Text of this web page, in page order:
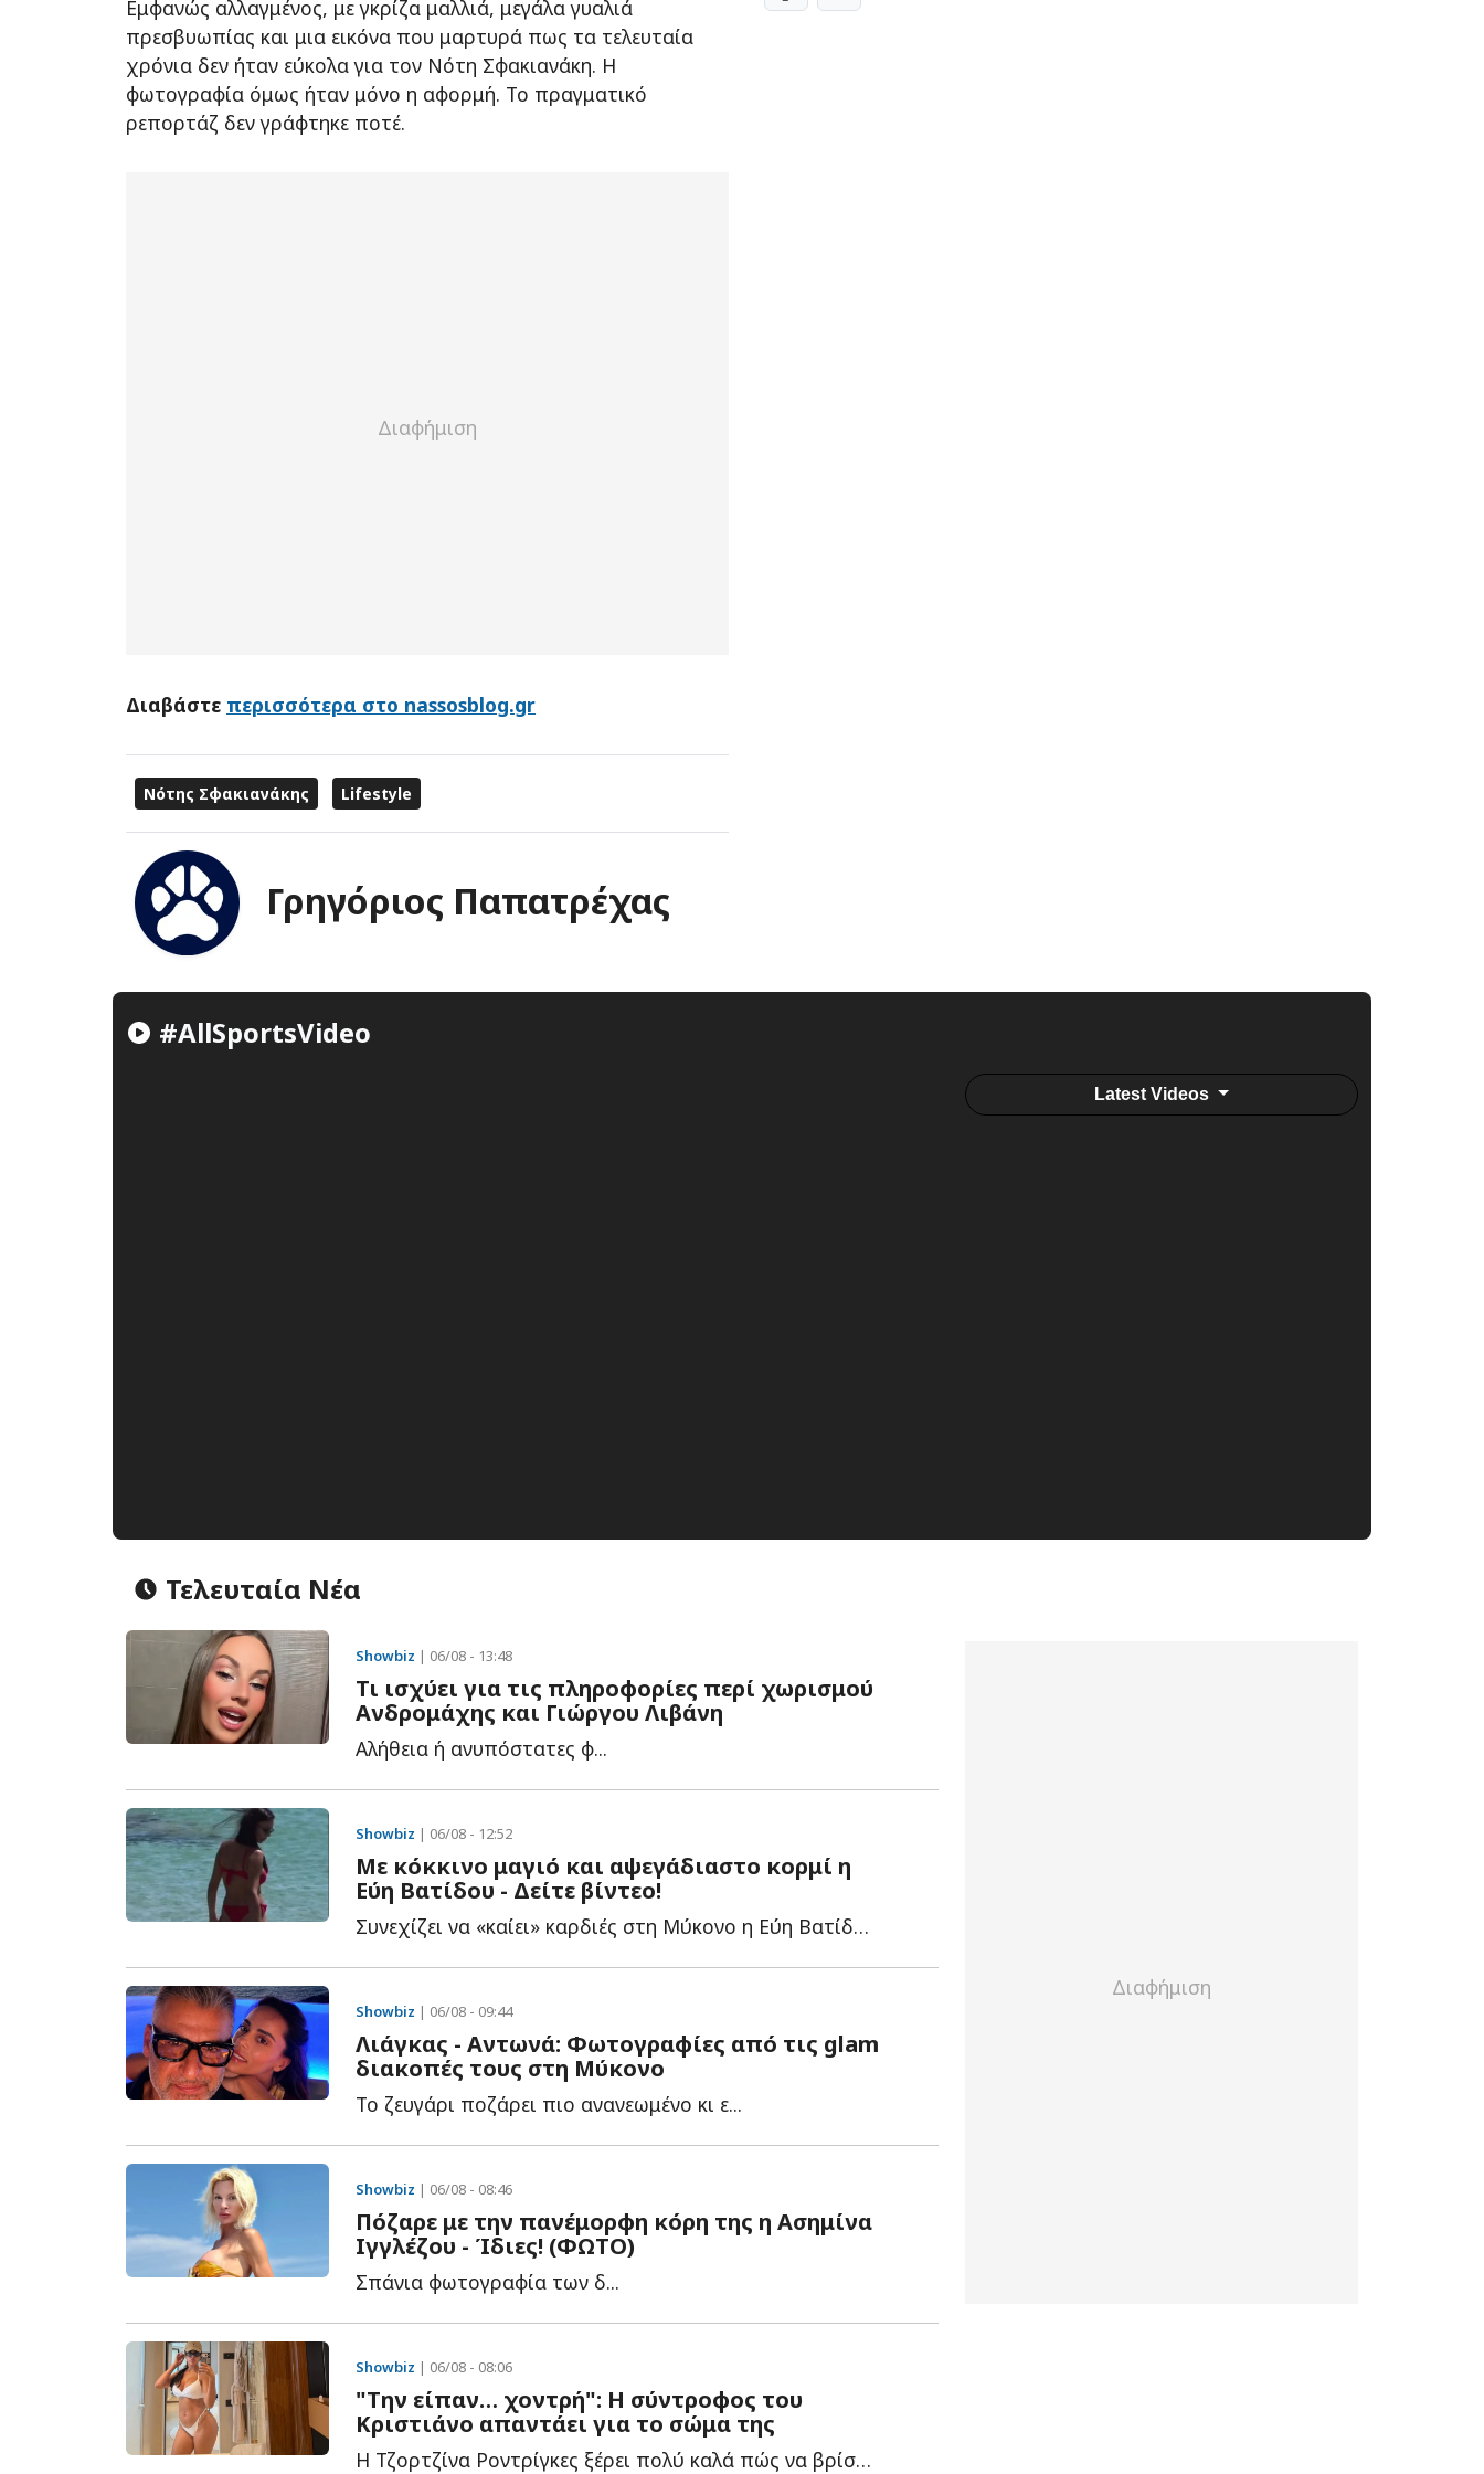
Εμφανώς αλλαγμένος, με γκρίζα μαλλιά, μεγάλα γυαλιά
πρεσβυωπίας και μια εικόνα που μαρτυρά πως τα τελευταία
χρόνια δεν ήταν εύκολα για τον Νότη Σφακιανάκη. Η
φωτογραφία όμως ήταν μόνο η αφορμή. Το πραγματικό
ρεπορτάζ δεν γράφτηκε ποτέ.
Διαβάστε περισσότερα στο nassosblog.gr
Νότης Σφακιανάκης Lifestyle
Γρηγόριος Παπατρέχας
#AllSportsVideo
Latest Videos
Τελευταία Νέα
Showbiz | 06/08 - 13:48
Τι ισχύει για τις πληροφορίες περί χωρισμού
Ανδρομάχης και Γιώργου Λιβάνη
Αλήθεια ή ανυπόστατες φ...
Showbiz | 06/08 - 12:52
Με κόκκινο μαγιό και αψεγάδιαστο κορμί η
Εύη Βατίδου - Δείτε βίντεο!
Συνεχίζει να «καίει» καρδιές στη Μύκονο η Εύη Βατίδου, η...
Showbiz | 06/08 - 09:44
Λιάγκας - Αντωνά: Φωτογραφίες από τις glam
διακοπές τους στη Μύκονο
Το ζευγάρι ποζάρει πιο ανανεωμένο κι ε...
Showbiz | 06/08 - 08:46
Πόζαρε με την πανέμορφη κόρη της η Ασημίνα
Ιγγλέζου - Ίδιες! (ΦΩΤΟ)
Σπάνια φωτογραφία των δ...
Showbiz | 06/08 - 08:06
"Την είπαν… χοντρή": Η σύντροφος του
Κριστιάνο απαντάει για το σώμα της
Η Τζορτζίνα Ροντρίγκες ξέρει πολύ καλά πώς να βρίσκεται σ...